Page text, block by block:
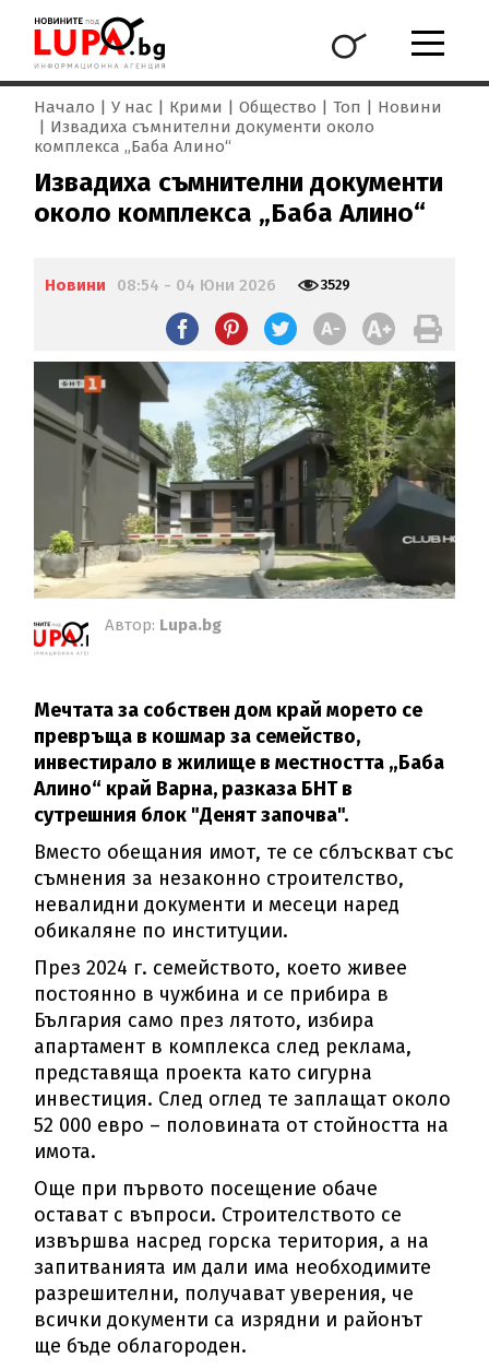
Начало У нас Крими Общество Топ
Новини
Извадиха съмнителни документи около
комплекса „Баба Алино“
Извадиха съмнителни документи
около комплекса „Баба Алино“
Новини 08:54 - 04 Юни 2026 3529
Автор: Lupa.bg
Мечтата за собствен дом край морето се
превръща в кошмар за семейство,
инвестирало в жилище в местността „Баба
Алино“ край Варна, разказа БНТ в
сутрешния блок "Денят започва".
Вместо обещания имот, те се сблъскват със
съмнения за незаконно строителство,
невалидни документи и месеци наред
обикаляне по институции.
През 2024 г. семейството, което живее
постоянно в чужбина и се прибира в
България само през лятото, избира
апартамент в комплекса след реклама,
представяща проекта като сигурна
инвестиция. След оглед те заплащат около
52 000 евро – половината от стойността на
имота.
Още при първото посещение обаче
остават с въпроси. Строителството се
извършва насред горска територия, а на
запитванията им дали има необходимите
разрешителни, получават уверения, че
всички документи са изрядни и районът
ще бъде облагороден.